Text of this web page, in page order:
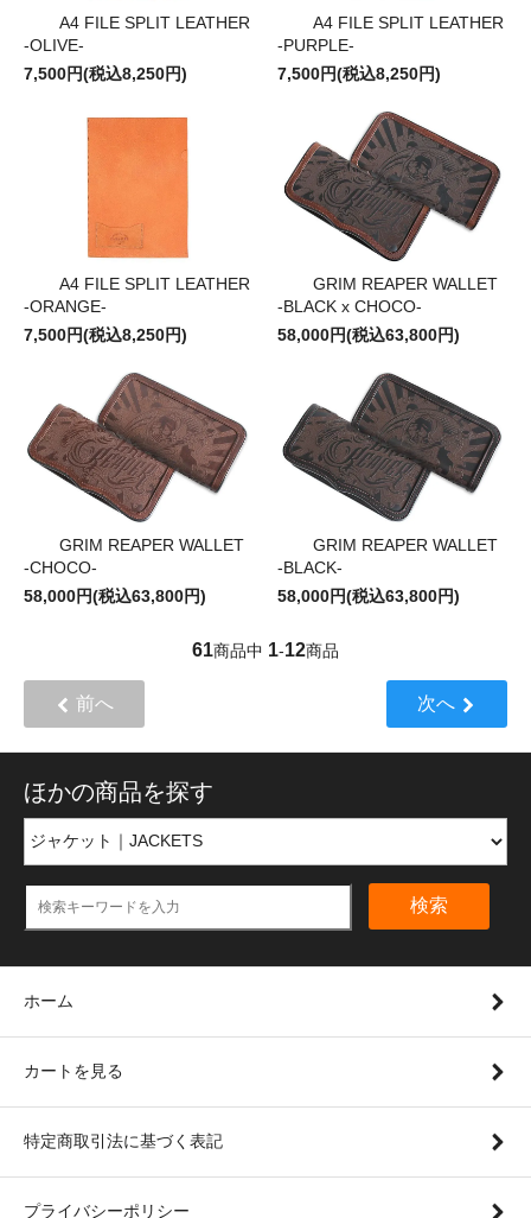
A4 FILE SPLIT LEATHER
-OLIVE-
7,500円(税込8,250円)
A4 FILE SPLIT LEATHER
-PURPLE-
7,500円(税込8,250円)
A4 FILE SPLIT LEATHER
-ORANGE-
7,500円(税込8,250円)
GRIM REAPER WALLET
-BLACK x CHOCO-
58,000円(税込63,800円)
GRIM REAPER WALLET
-CHOCO-
58,000円(税込63,800円)
GRIM REAPER WALLET
-BLACK-
58,000円(税込63,800円)
61商品中 1-12商品
前へ 次へ
ほかの商品を探す
検索
ホーム
カートを見る
特定商取引法に基づく表記
プライバシーポリシー